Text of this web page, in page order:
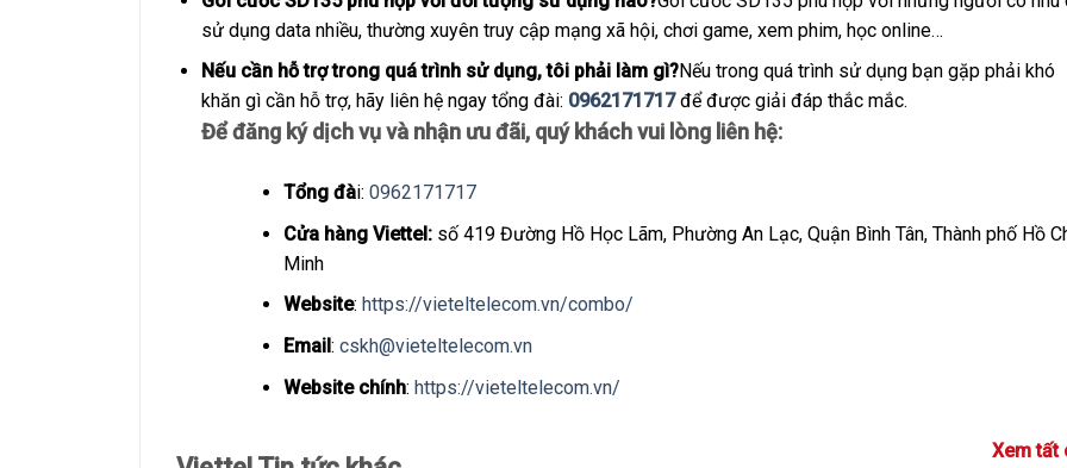
sử dụng data nhiều, thường xuyên truy cập mạng xã hội, chơi game, xem phim, học online…
Nếu cần hỗ trợ trong quá trình sử dụng, tôi phải làm gì?Nếu trong quá trình sử dụng bạn gặp phải khó
khăn gì cần hỗ trợ, hãy liên hệ ngay tổng đài: 0962171717 để được giải đáp thắc mắc.
Để đăng ký dịch vụ và nhận ưu đãi, quý khách vui lòng liên hệ:
Tổng đài: 0962171717
Cửa hàng Viettel:số 419 Đường Hồ Học Lãm, Phường An Lạc, Quận Bình Tân, Thành phố Hồ
Minh
Website: https://vieteltelecom.vn/combo/
Email: cskh@vieteltelecom.vn
Website chính: https://vieteltelecom.vn/
Xem tất